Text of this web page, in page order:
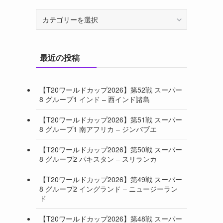
ー
最近の投稿
【T20ワールドカップ2026】第52戦 スーパー
8 グループ1 インド – 西インド諸島
【T20ワールドカップ2026】第51戦 スーパー
8 グループ1 南アフリカ – ジンバブエ
【T20ワールドカップ2026】第50戦 スーパー
8 グループ2 パキスタン – スリランカ
【T20ワールドカップ2026】第49戦 スーパー
8 グループ2 イングランド – ニュージーラン
ド
【T20ワールドカップ2026】第48戦 スーパー